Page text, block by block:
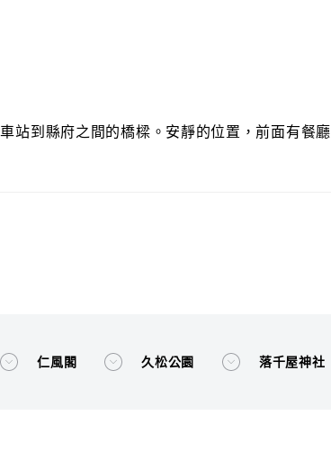
站到縣府之間的橋樑。安靜的位置，前面有餐廳
仁風閣 久松公園 落千屋神社